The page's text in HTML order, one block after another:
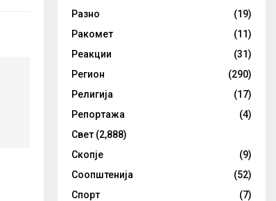
Разно
(19)
Ракомет
(11)
Реакции
(31)
Регион
(290)
Религија
(17)
Репортажа
(4)
Свет (2,888)
Скопје
(9)
Соопштенија
(52)
Спорт
(7)